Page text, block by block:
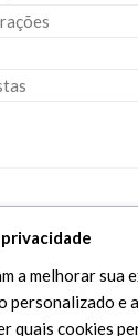
a melhorar sua
personalizado e
quais cookies